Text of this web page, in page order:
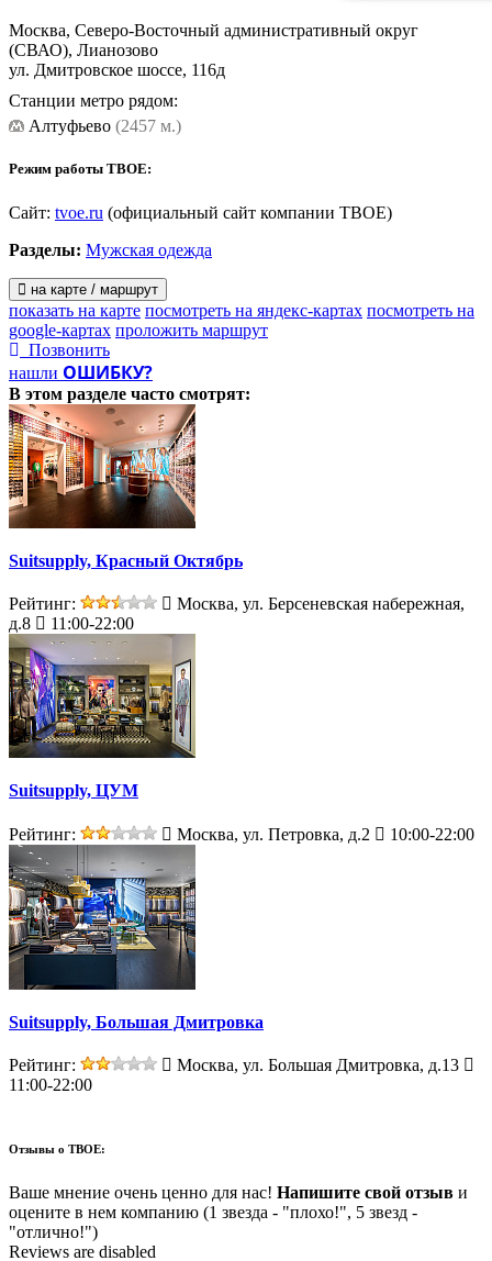
Москва, Северо-Восточный административный округ
(СВАО), Лианозово
ул. Дмитровское шоссе, 116д
Станции метро рядом:
Алтуфьево (2457 м.)
Режим работы ТВОЕ:
Сайт: tvoe.ru (официальный сайт компании ТВОЕ)
Разделы: Мужская одежда
на карте / маршрут
показать на карте посмотреть на яндекс-картах посмотреть на
google-картах проложить маршрут
Позвонить
нашли ОШИБКУ?
В этом разделе часто смотрят:
Suitsupply, Красный Октябрь
Рейтинг:
Москва, ул. Берсеневская набережная,
д.8
11:00-22:00
Suitsupply, ЦУМ
Рейтинг: Москва, ул. Петровка, д.2 10:00-22:00
Suitsupply, Большая Дмитровка
Рейтинг:
Москва, ул. Большая Дмитровка, д.13
11:00-22:00
Отзывы о ТВОЕ:
Ваше мнение очень ценно для нас! Напишите свой отзыв и
оцените в нем компанию (1 звезда - "плохо!", 5 звезд -
"отлично!")
Reviews are disabled